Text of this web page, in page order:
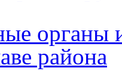
органы
района